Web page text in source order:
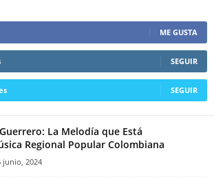
ME GUSTA
SEGUIR
SEGUIR
Guerrero: La Melodía que Está
Regional Popular Colombiana
junio, 2024